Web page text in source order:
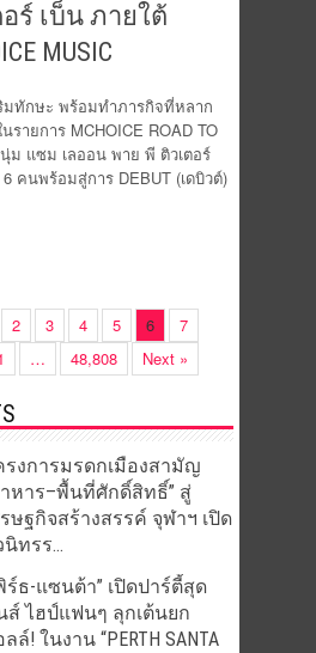
ร์ เบ็น ภายใต้
MUSIC
มทักษะ พร้อมทำภารกิจที่หลาก
ายการ MCHOICE ROAD TO
ม แซม เลออน พาย พี ติวเตอร์
คนพร้อมสู่การ DEBUT (เดบิวต์)
2 3 4 5 6
7
… 48,808 Next »
รงการมรดกเมืองสามัญ
าหาร–พื้นที่ศักดิ์สิทธิ์” สู่
รษฐกิจสร้างสรรค์ จุฬาฯ เปิด
นิทรร...
ร์ธ-แซนต้า” เปิดปาร์ตี้สุด
ส์ ไฮป์แฟนๆ ลุกเต้นยก
ล์! ในงาน “PERTH SANTA